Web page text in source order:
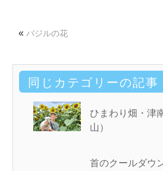
« バジルの花
同じカテゴリーの記事
ひまわり畑・津
山）
首のクールダウ